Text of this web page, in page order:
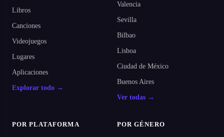
Libros
Canciones
Videojuegos
Lugares
Aplicaciones
Explorar todo →
Valencia
Sevilla
Bilbao
Lisboa
Ciudad de México
Buenos Aires
Ver todas →
POR PLATAFORMA POR GÉNERO